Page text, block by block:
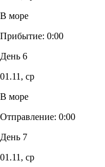
В море
Прибытие: 0:00
День 6
01.11, ср
В море
Отправление: 0:00
День 7
01.11, ср